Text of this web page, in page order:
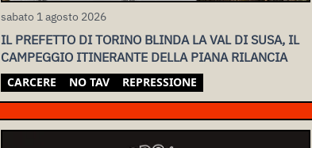
sabato 1 agosto 2026
IL PREFETTO DI TORINO BLINDA LA VAL DI SUSA, IL
CAMPEGGIO ITINERANTE DELLA PIANA RILANCIA
CARCERE NO TAV REPRESSIONE